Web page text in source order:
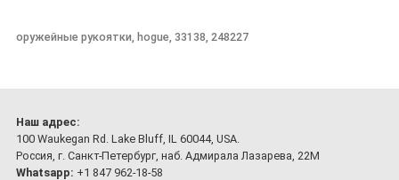
оружейные рукоятки, hogue, 33138, 248227
Наш адрес:
100 Waukegan Rd. Lake Bluff, IL 60044, USA.
Россия, г. Санкт-Петербург, наб. Адмирала Лазарева, 22М
Whatsapp: +1 847 962-18-58